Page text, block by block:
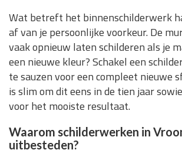
Wat betreft het binnenschilderwerk
af van je persoonlijke voorkeur. De
vaak opnieuw laten schilderen als je
een nieuwe kleur? Schakel een
te sauzen voor een compleet nieuwe
is slim om dit eens in de tien jaar
voor het mooiste resultaat.
Waarom schilderwerken in
uitbesteden?